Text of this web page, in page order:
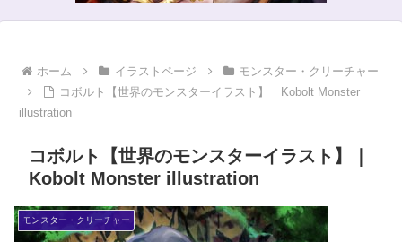
ホーム イラストページ
モンスター・クリーチャー
コボルト【世界のモンスターイラスト】｜Kobolt Monster
illustration
コボルト【世界のモンスターイラスト】｜
Kobolt Monster illustration
モンスター・クリーチャー